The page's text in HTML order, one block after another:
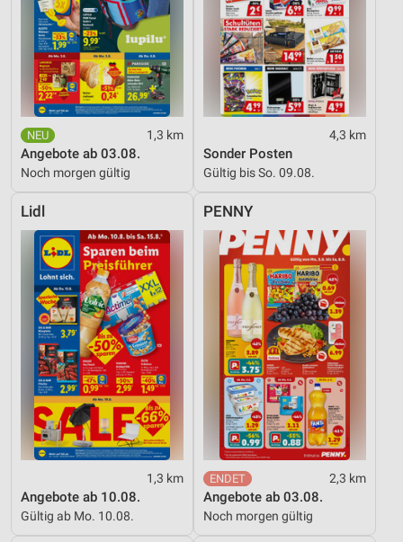
1,3 km
Angebote ab 03.08.
Noch morgen gültig
4,3 km
Sonder Posten
Gültig bis So. 09.08.
Lidl
1,3 km
Angebote ab 10.08.
Gültig ab Mo. 10.08.
PENNY
2,3 km
Angebote ab 03.08.
Noch morgen gültig